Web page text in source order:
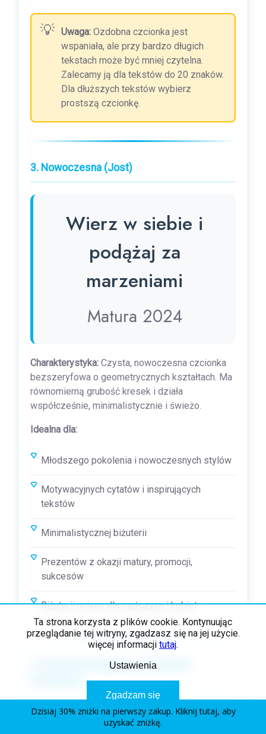
Ta strona korzysta z plików cookie. Kontynuując
przeglądanie tej witryny, zgadzasz się na jej użycie.
więcej informacji tutaj.
Ustawienia
Zgadzam się
Uwaga: Ozdobna czcionka jest
wspaniała, ale przy bardzo długich
tekstach może być mniej czytelna.
Zalecamy ją dla tekstów do 20 znaków.
Dla dłuższych tekstów wybierz
prostszą czcionkę.
3. Nowoczesna (Jost)
Wierz w siebie i
podążaj za
marzeniami
Matura 2024
Charakterystyka: Czysta, nowoczesna czcionka
bezszeryfowa o geometrycznych kształtach. Ma
równomierną grubość kresek i działa
współcześnie, minimalistycznie i świeżo.
Idealna dla:
Młodszego pokolenia i nowoczesnych stylów
Motywacyjnych cytatów i inspirujących
tekstów
Minimalistycznej biżuterii
Prezentów z okazji matury, promocji,
sukcesów
Biżuterii unisex dla mężczyzn i kobiet
4. Klasyczna elegancja (Cormorant
Dzisiaj 30% zniżki na pierwszy zakup. Kliknij tutaj, aby
uzyskać zniżkę.